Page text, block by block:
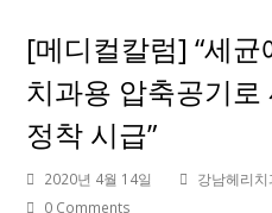
[메디컬칼럼] “세
치과용 압축공기
정착 시급”
2020년 4월 14일 강남헤리치
0 Comments